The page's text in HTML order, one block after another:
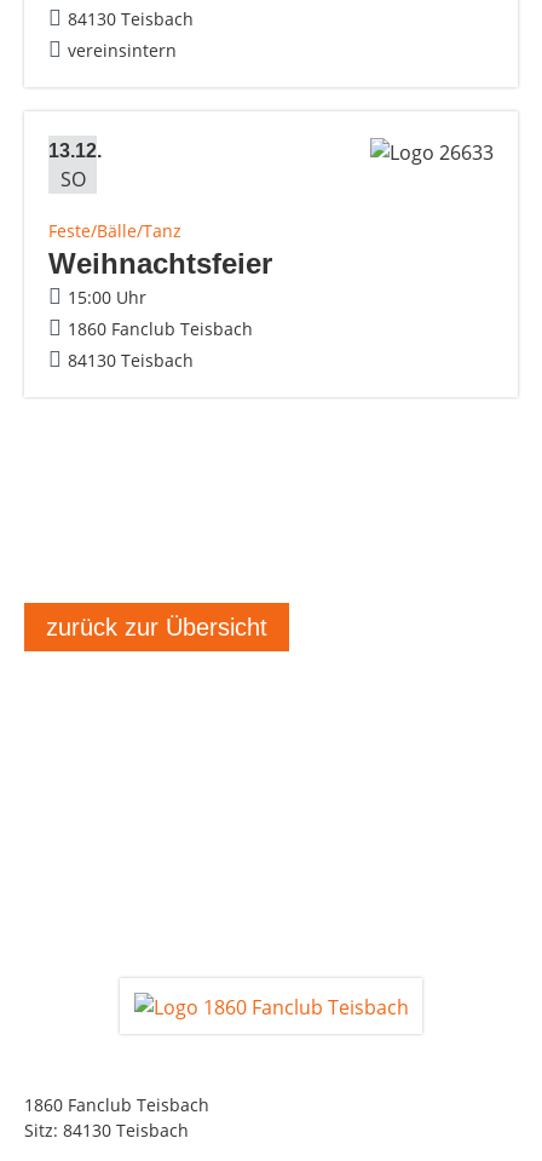
1860 Fanclub Teisbach
Sitz: 84130 Teisbach
84130 Teisbach
vereinsintern
13.12.
SO
Feste/Bälle/Tanz
Weihnachtsfeier
15:00 Uhr
1860 Fanclub Teisbach
84130 Teisbach
zurück zur Übersicht